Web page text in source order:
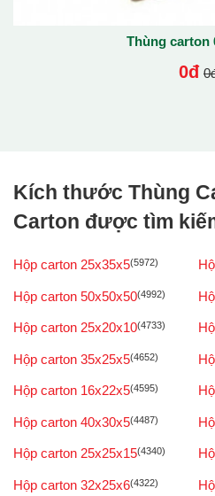
Thùng carton
0đ
Kích thước Thùng
Carton được tìm
Hộp carton 25x35x5(5972)
Hộp carton 50x50x50(4992)
Hộp carton 25x20x10(4733)
Hộp carton 35x25x5(4652)
Hộp carton 16x22x5(4595)
Hộp carton 40x30x5(4487)
Hộp carton 25x25x15(4340)
Hộp carton 32x25x6(4322)